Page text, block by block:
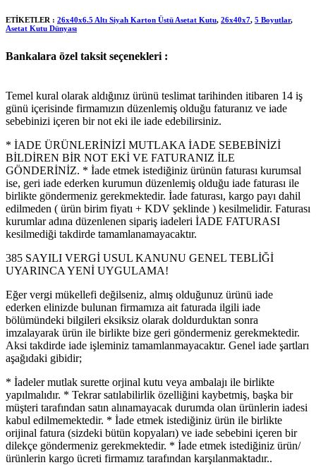
ETİKETLER : 26x40x6.5 Altı Siyah Karton Üstü Asetat Kutu, 26x40x7, 5 Boyutlar,
Asetat Kutu Dünyası
Bankalara özel taksit seçenekleri :
Temel kural olarak aldığınız ürünü teslimat tarihinden itibaren 14 iş
günü içerisinde firmamızın düzenlemiş olduğu faturanız ve iade
sebebinizi içeren bir not eki ile iade edebilirsiniz.
* İADE ÜRÜNLERİNİZİ MUTLAKA İADE SEBEBİNİZİ
BİLDİREN BİR NOT EKİ VE FATURANIZ İLE
GÖNDERİNİZ. * İade etmek istediğiniz ürünün faturası kurumsal
ise, geri iade ederken kurumun düzenlemiş olduğu iade faturası ile
birlikte göndermeniz gerekmektedir. İade faturası, kargo payı dahil
edilmeden ( ürün birim fiyatı + KDV şeklinde ) kesilmelidir. Faturası
kurumlar adına düzenlenen sipariş iadeleri İADE FATURASI
kesilmediği takdirde tamamlanamayacaktır.
385 SAYILI VERGİ USUL KANUNU GENEL TEBLİĞİ
UYARINCA YENİ UYGULAMA!
Eğer vergi mükellefi değilseniz, almış olduğunuz ürünü iade
ederken elinizde bulunan firmamıza ait faturada ilgili iade
bölümündeki bilgileri eksiksiz olarak doldurduktan sonra
imzalayarak ürün ile birlikte bize geri göndermeniz gerekmektedir.
Aksi takdirde iade işleminiz tamamlanmayacaktır. Genel iade şartları
aşağıdaki gibidir;
* İadeler mutlak surette orjinal kutu veya ambalajı ile birlikte
yapılmalıdır. * Tekrar satılabilirlik özelliğini kaybetmiş, başka bir
müşteri tarafından satın alınamayacak durumda olan ürünlerin iadesi
kabul edilmemektedir. * İade etmek istediğiniz ürün ile birlikte
orijinal fatura (sizdeki bütün kopyaları) ve iade sebebini içeren bir
dilekçe göndermeniz gerekmektedir. * İade etmek istediğiniz ürün/
ürünlerin kargo ücreti firmamız tarafından karşılanmaktadır..